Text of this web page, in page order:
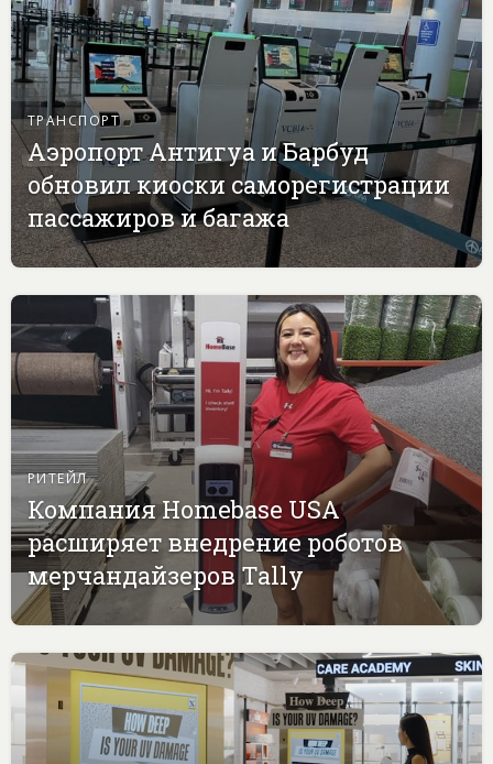
ТРАНСПОРТ
Аэропорт Антигуа и Барбуд
обновил киоски саморегистрации
пассажиров и багажа
РИТЕЙЛ
Компания Homebase USA
расширяет внедрение роботов
мерчандайзеров Tally